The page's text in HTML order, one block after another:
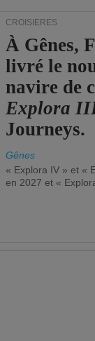
CROISIÈRES
À Gênes,
livré le
navire de
Explora
Journeys.
Gênes
« Explora IV » et «
en 2027 et «